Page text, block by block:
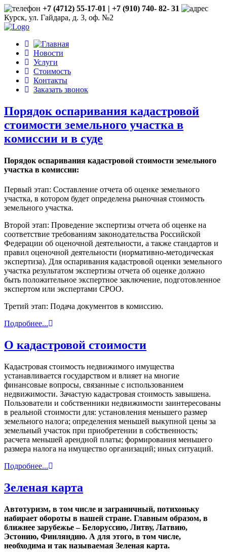
+7 (4712) 55-17-01 | +7 (910) 740- 82- 31
Курск, ул. Гайдара, д. 3, оф. №2
Новости
Услуги
Стоимость
Контакты
Заказать звонок
Порядок оспаривания кадастровой
стоимости земельного участка в
комиссии и в суде
Порядок оспаривания кадастровой стоимости земельного
участка в комиссии:
Первый этап: Составление отчета об оценке земельного
участка, в котором будет определена рыночная стоимость
земельного участка.
Второй этап: Проведение экспертизы отчета об оценке на
соответствие требованиям законодательства Российской
Федерации об оценочной деятельности, а также стандартов и
правил оценочной деятельности (нормативно-методическая
экспертиза). Для оспаривания кадастровой оценки земельного
участка результатом экспертизы отчета об оценке должно
быть положительное экспертное заключение, подготовленное
экспертом или экспертами СРОО.
Третий этап: Подача документов в комиссию.
Подробнее...
О кадастровой стоимости
Кадастровая стоимость недвижимого имущества
устанавливается государством и влияет на многие
финансовые вопросы, связанные с использованием
недвижимости. Зачастую кадастровая стоимость завышена.
Пользователи и собственники недвижимости заинтересованы
в реальной стоимости для: установления меньшего размер
земельного налога; определения меньшей выкупной цены за
земельный участок при приобретении в собственность;
расчета меньшей арендной платы; формирования меньшего
размера налога на имущество организаций; иных ситуаций.
Подробнее...
Зеленая карта
Автотуризм, в том числе и заграничный, потихоньку
набирает обороты в нашей стране. Главным образом, в
ближнее зарубежье – Белоруссию, Литву, Латвию,
Эстонию, Финляндию. А для этого, в том числе,
необходима и так называемая Зеленая карта.